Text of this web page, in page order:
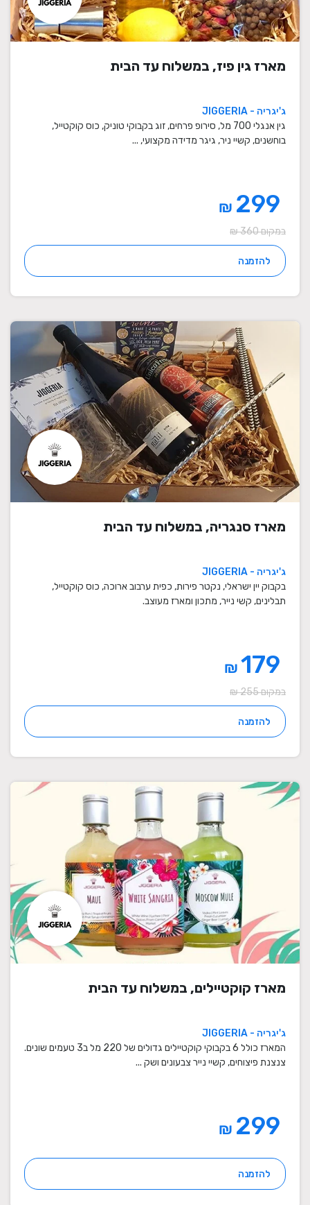
מארז גין פיז, במשלוח עד הבית
ג'יגריה - JIGGERIA
גין אנגלי 700 מל, סירופ פרחים, זוג בקבוקי טוניק, כוס קוקטייל,
בוחשנים, קשיי ניר, גיגר מדידה מקצועי, ...
₪
במקום 360 ₪
להזמנה
מארז סנגריה, במשלוח עד הבית
ג'יגריה - JIGGERIA
בקבוק יין ישראלי, נקטר פירות, כפית ערבוב ארוכה, כוס קוקטייל,
תבלינים, קשי נייר, מתכון ומארז מעוצב.
₪
במקום 255 ₪
להזמנה
מארז קוקטיילים, במשלוח עד הבית
ג'יגריה - JIGGERIA
המארז כולל 6 בקבוקי קוקטיילים גדולים של 220 מל ב3 טעמים שונים.
צנצנת פיצוחים, קשיי נייר צבעונים ושק ...
₪
להזמנה